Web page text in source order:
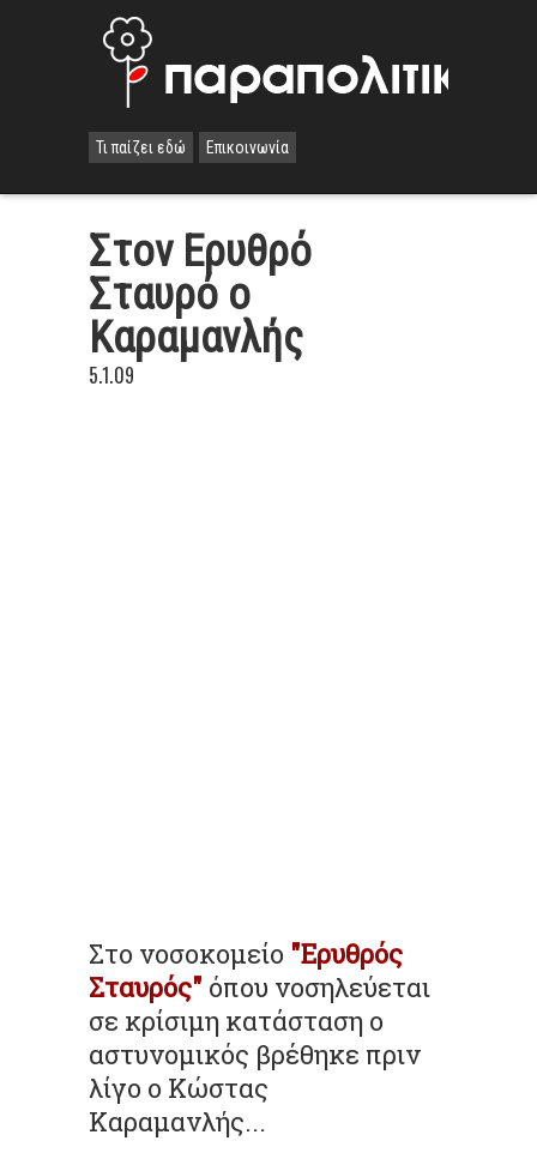
Τι παίζει εδώ Επικοινωνία
Στον Ερυθρό
Σταυρό ο
Καραμανλής
5.1.09
Στο νοσοκομείο "Ερυθρός
Σταυρός" όπου νοσηλεύεται
σε κρίσιμη κατάσταση ο
αστυνομικός βρέθηκε πριν
λίγο ο Κώστας
Καραμανλής...